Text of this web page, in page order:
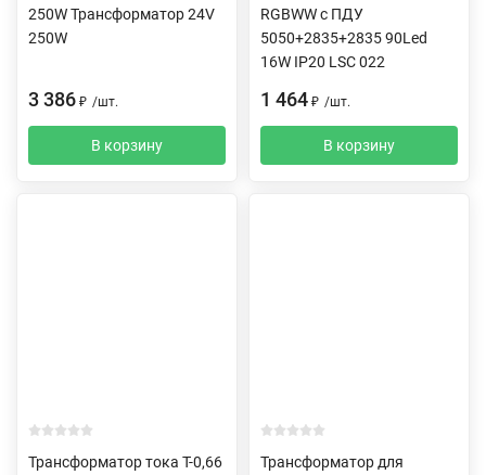
250W Трансформатор 24V
250W
3 386 ₽ /шт.
В корзину
RGBWW c ПДУ
5050+2835+2835 90Led
16W IP20 LSC 022
1 464 ₽ /шт.
В корзину
Трансформатор тока Т-0,66
Трансформатор для